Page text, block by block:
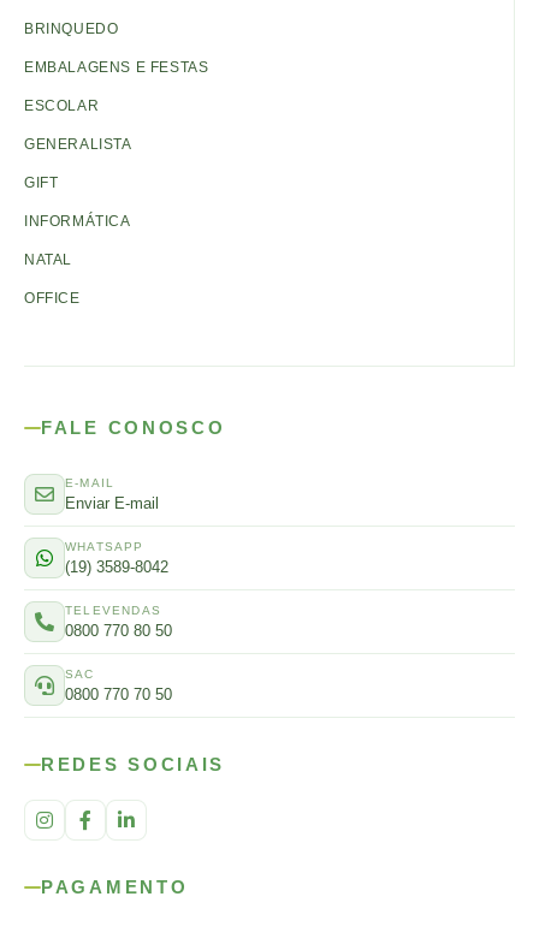
BRINQUEDO
EMBALAGENS E FESTAS
ESCOLAR
GENERALISTA
GIFT
INFORMÁTICA
NATAL
OFFICE
FALE CONOSCO
E-MAIL
Enviar E-mail
WHATSAPP
(19) 3589-8042
TELEVENDAS
0800 770 80 50
SAC
0800 770 70 50
REDES SOCIAIS
PAGAMENTO